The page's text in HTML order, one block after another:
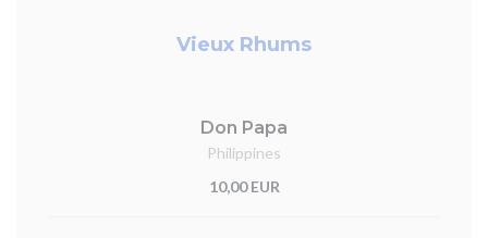
Vieux Rhums
Don Papa
Philippines
10,00 EUR